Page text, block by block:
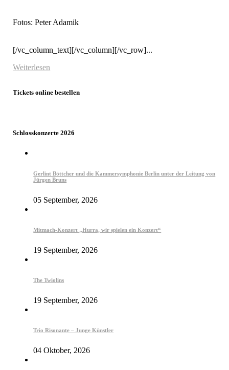
Fotos: Peter Adamik
[/vc_column_text][/vc_column][/vc_row]...
Weiterlesen
Tickets online bestellen
Schlosskonzerte 2026
Gerlint Böttcher und die Kammersymphonie Berlin unter der Leitung von
Jürgen Bruns
05 September, 2026
Mitmach-Konzert „Hurra, wir spielen ein Konzert“
19 September, 2026
The Twiolins
19 September, 2026
Trio Risonante – Junge Künstler
04 Oktober, 2026